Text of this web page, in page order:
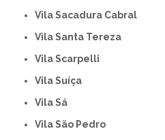
Vila Sacadura Cabral
Vila Santa Tereza
Vila Scarpelli
Vila Suíça
Vila Sá
Vila São Pedro